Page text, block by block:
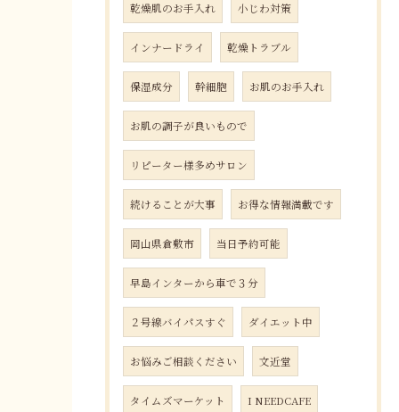
乾燥肌のお手入れ 小じわ対策
インナードライ 乾燥トラブル
保湿成分 幹細胞 お肌のお手入れ
お肌の調子が良いもので
リピーター様多めサロン
続けることが大事 お得な情報満載です
岡山県倉敷市 当日予約可能
早島インターから車で３分
２号線バイパスすぐ ダイエット中
お悩みご相談ください 文近堂
タイムズマーケット I NEEDCAFE